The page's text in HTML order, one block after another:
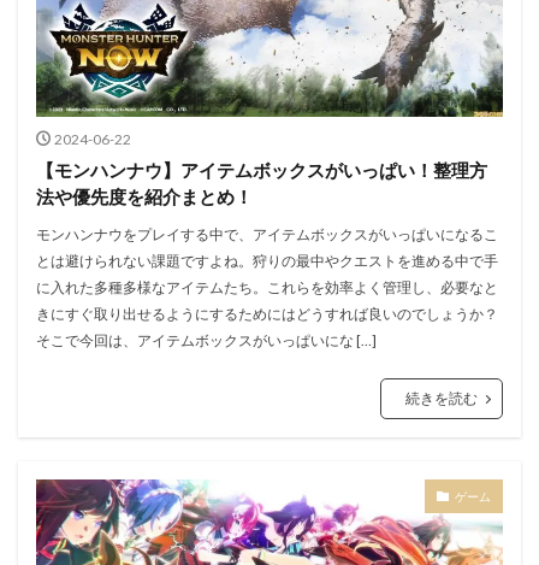
2024-06-22
【モンハンナウ】アイテムボックスがいっぱい！整理方
法や優先度を紹介まとめ！
モンハンナウをプレイする中で、アイテムボックスがいっぱいになるこ
とは避けられない課題ですよね。狩りの最中やクエストを進める中で手
に入れた多種多様なアイテムたち。これらを効率よく管理し、必要なと
きにすぐ取り出せるようにするためにはどうすれば良いのでしょうか？
そこで今回は、アイテムボックスがいっぱいにな […]
続きを読む
ゲーム